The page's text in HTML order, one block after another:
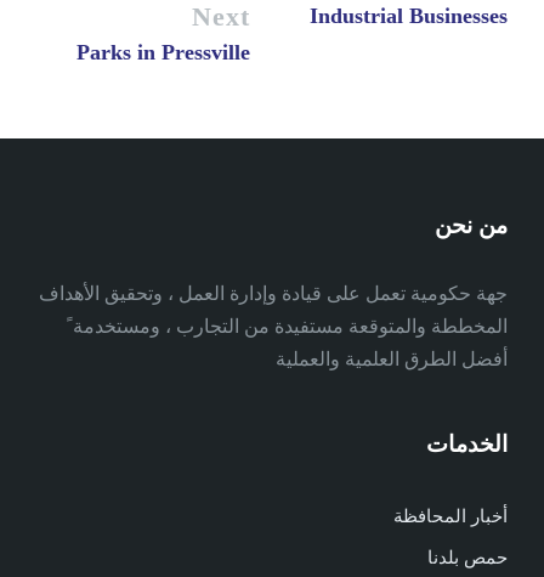
Industrial Businesses
Next
Parks in Pressville
من نحن
جهة حكومية تعمل على قيادة وإدارة العمل ، وتحقيق الأهداف
المخططة والمتوقعة مستفيدة من التجارب ، ومستخدمة ً
أفضل الطرق العلمية والعملية
الخدمات
أخبار المحافظة
حمص بلدنا